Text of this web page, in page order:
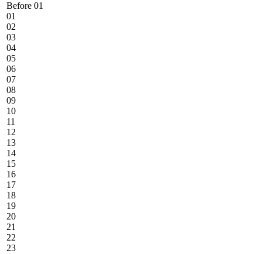
Before 01
01
02
03
04
05
06
07
08
09
10
11
12
13
14
15
16
17
18
19
20
21
22
23